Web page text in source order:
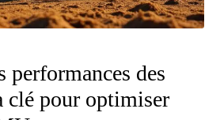
performances des
clé pour optimiser